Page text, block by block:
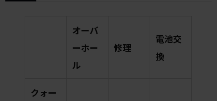
オーバ
ーホー
ル
修理
電池交
換
クォー